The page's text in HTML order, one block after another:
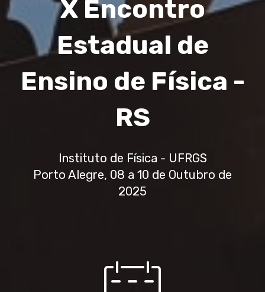
X Encontro
Estadual de
Ensino de Física -
RS
Instituto de Física - UFRGS
Porto Alegre, 08 a 10 de Outubro de
2025